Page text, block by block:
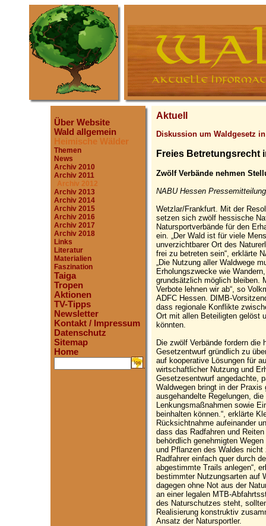
Über Website
Wald allgemein
Heimische Wälder
Themen
News
Archiv 2010
Archiv 2011
Archiv 2012
Archiv 2013
Archiv 2014
Archiv 2015
Archiv 2016
Archiv 2017
Archiv 2018
Links
Literatur
Materialien
Faszination
Taiga
Tropen
Aktionen
TV-Tipps
Newsletter
Kontakt / Impressum
Datenschutz
Sitemap
Home
.
Aktuell
Diskussion um Waldgesetz
Freies Betretungsrecht
Zwölf Verbände nehmen
NABU Hessen
Wetzlar/Frankfurt. Mit der
setzen sich zwölf hessische
Natursportverbände für den
ein. „Der Wald ist für viele
unverzichtbarer Ort des
frei zu betreten sein“, erklärte
„Die Nutzung aller Waldwege
Erholungszwecke wie
grundsätzlich möglich bleiben.
Verbote lehnen wir ab“, so
ADFC Hessen. DIMB-
dass regionale Konflikte
Ort mit allen Beteiligten gelöst
könnten.
Die zwölf Verbände fordern
Gesetzentwurf gründlich zu
auf kooperative Lösungen für
wirtschaftlicher Nutzung und
Gesetzesentwurf angedachte,
Waldwegen bringt in der
ausgehandelte Regelungen,
Lenkungsmaßnahmen sowie
beinhalten können.“, erklärte
Rücksichtnahme aufeinander
dass das Radfahren und
behördlich genehmigten
und Pflanzen des Waldes
Radfahrer einfach quer durch
abgestimmte Trails anlegen“,
bestimmter Nutzungsarten auf
dagegen ohne Not aus der
an einer legalen MTB-
des Naturschutzes steht,
Realisierung konstruktiv
Ansatz der Natursportler.